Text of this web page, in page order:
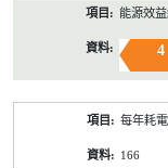
能源效
4
每年耗
166